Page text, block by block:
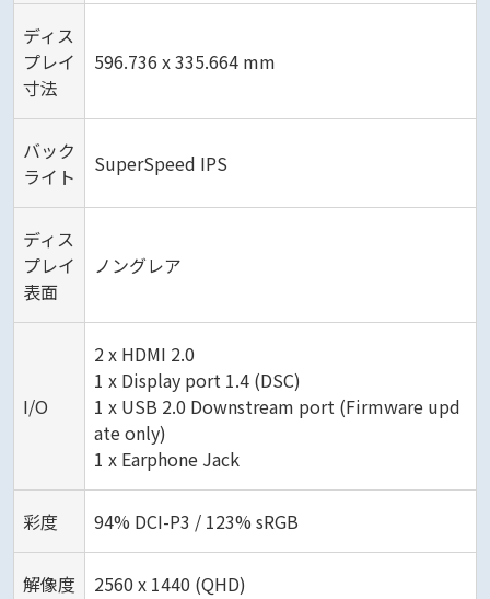
ディス
プレイ
寸法
596.736 x 335.664 mm
バック
ライト
SuperSpeed IPS
ディス
プレイ
表面
ノングレア
I/O
2 x HDMI 2.0
1 x Display port 1.4 (DSC)
1 x USB 2.0 Downstream port (Firmware upd
ate only)
1 x Earphone Jack
彩度 94% DCI-P3 / 123% sRGB
解像度 2560 x 1440 (QHD)